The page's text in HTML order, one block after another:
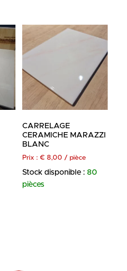
CARRELAGE
CERAMICHE MARAZZI
BLANC
Prix : € 8,00 / pièce
Stock disponible :80
pièces